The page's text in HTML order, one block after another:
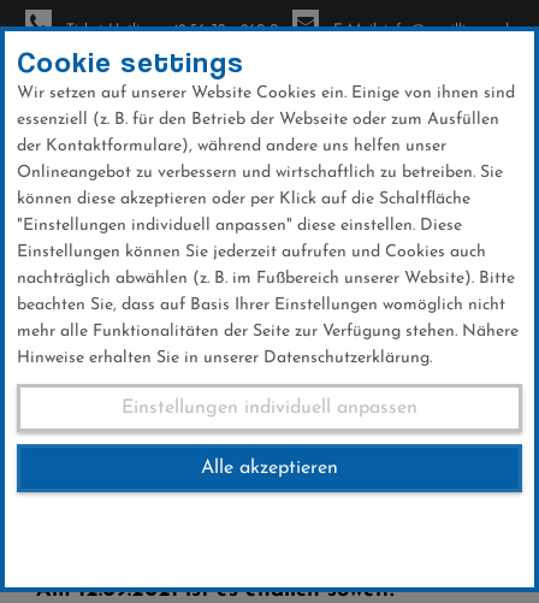
Direkt
zum
Inhalt
Ticket-Hotline: +49 56 32 - 960-0 E-Mail: info@sc-willingen.de
3. Warsteiner Mühlenkopf Kraxler
3. Warsteiner Mühlenkopf
Kraxler
Am 12.09.2021 ist es endlich soweit!
Cookie settings
Wir setzen auf unserer Website Cookies ein. Einige von ihnen sind
essenziell (z. B. für den Betrieb der Webseite oder zum Ausfüllen
der Kontaktformulare), während andere uns helfen unser
Onlineangebot zu verbessern und wirtschaftlich zu betreiben. Sie
können diese akzeptieren oder per Klick auf die Schaltfläche
"Einstellungen individuell anpassen" diese einstellen. Diese
Einstellungen können Sie jederzeit aufrufen und Cookies auch
nachträglich abwählen (z. B. im Fußbereich unserer Website). Bitte
beachten Sie, dass auf Basis Ihrer Einstellungen womöglich nicht
mehr alle Funktionalitäten der Seite zur Verfügung stehen. Nähere
Hinweise erhalten Sie in unserer Datenschutzerklärung.
Einstellungen individuell anpassen
Alle akzeptieren